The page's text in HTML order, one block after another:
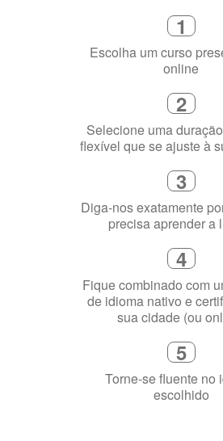
Escolha um curso
online
2
Selecione uma duração
flexível que se ajuste à
3
Diga-nos exatamente
precisa aprender a
4
Fique combinado com
de idioma nativo e
sua cidade (ou
5
Torne-se fluente no
escolhido